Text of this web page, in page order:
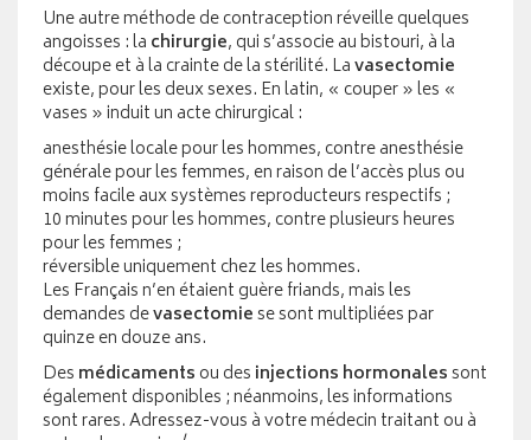
Une autre méthode de contraception réveille quelques
angoisses : la chirurgie, qui s’associe au bistouri, à la
découpe et à la crainte de la stérilité. Lavasectomie
existe, pour les deux sexes. En latin, « couper » les «
vases » induit un acte chirurgical :
anesthésie locale pour les hommes, contre anesthésie
générale pour les femmes, en raison de l’accès plus ou
moins facile aux systèmes reproducteurs respectifs ;
10 minutes pour les hommes, contre plusieurs heures
pour les femmes ;
réversible uniquement chez les hommes.
Les Français n’en étaient guère friands, mais les
demandes devasectomiese sont multipliées par
quinze en douze ans.
Des médicaments ou des injections hormonalessont
également disponibles ; néanmoins, les informations
sont rares. Adressez-vous à votre médecin traitant ou à